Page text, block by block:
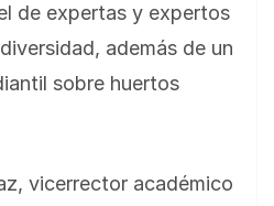
de expertas y expertos
además de un
sobre huertos
vicerrector académico